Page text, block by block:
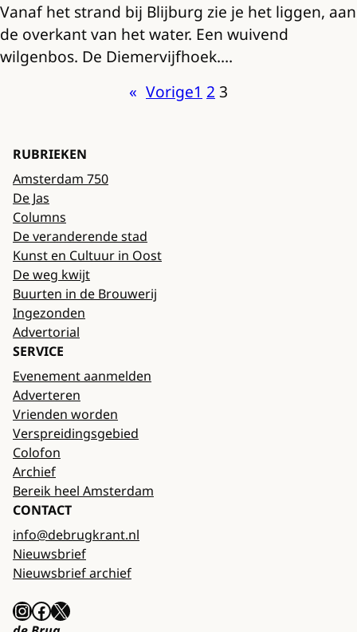
Vanaf het strand bij Blijburg zie je het liggen, aan
de overkant van het water. Een wuivend
wilgenbos. De Diemervijfhoek.…
« Vorige1 2 3
RUBRIEKEN
Amsterdam 750
De Jas
Columns
De veranderende stad
Kunst en Cultuur in Oost
De weg kwijt
Buurten in de Brouwerij
Ingezonden
Advertorial
SERVICE
Evenement aanmelden
Adverteren
Vrienden worden
Verspreidingsgebied
Colofon
Archief
Bereik heel Amsterdam
CONTACT
info@debrugkrant.nl
Nieuwsbrief
Nieuwsbrief archief
InstagramFacebook X